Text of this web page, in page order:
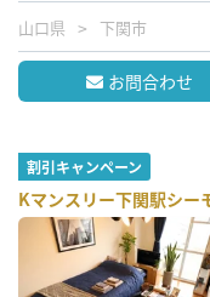
山口県 下関市
お問合わせ
割引キャンペーン
Kマンスリー下関駅シ